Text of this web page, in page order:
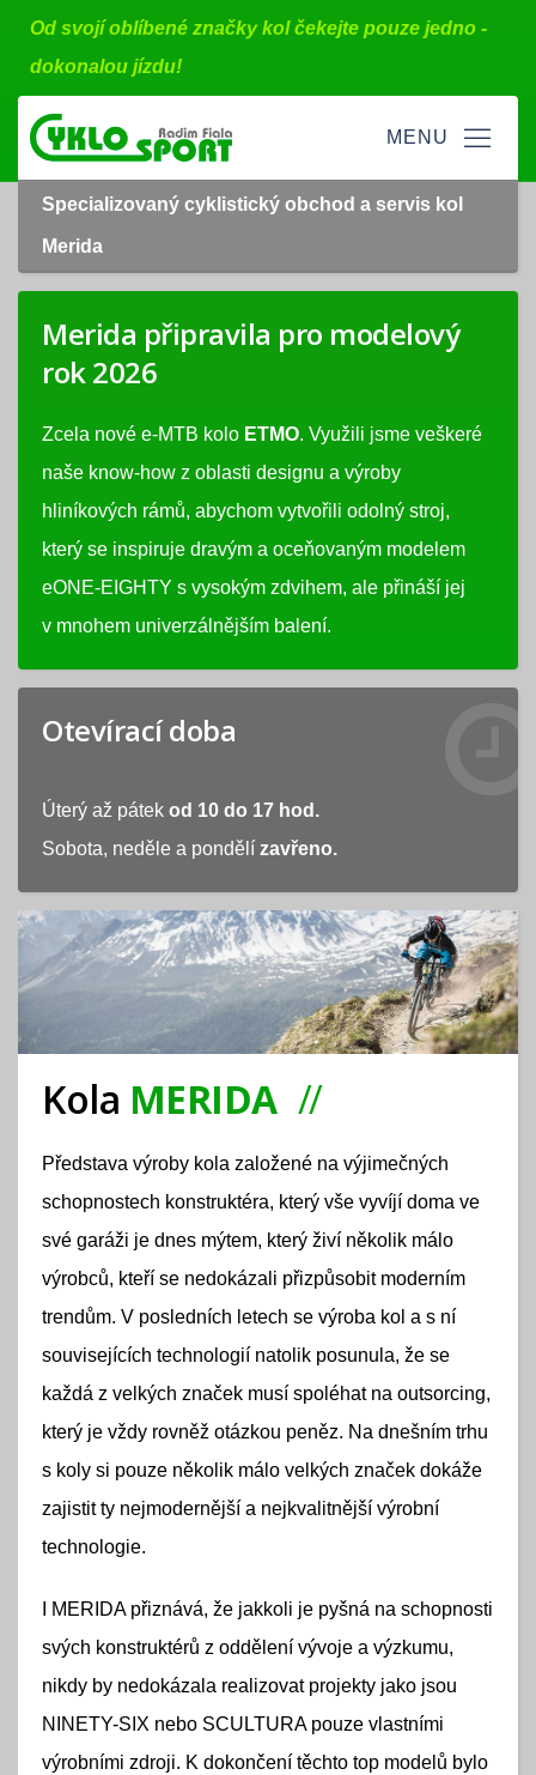
Od svojí oblíbené značky kol čekejte pouze jedno -
dokonalou jízdu!
Specializovaný cyklistický obchod a servis kol
Merida
Merida připravila pro modelový
rok 2026
Zcela nové e-MTB kolo ETMO. Využili jsme veškeré
naše know-how z oblasti designu a výroby
hliníkových rámů, abychom vytvořili odolný stroj,
který se inspiruje dravým a oceňovaným modelem
eONE-EIGHTY s vysokým zdvihem, ale přináší jej
v mnohem univerzálnějším balení.
Otevírací doba
Úterý až pátek od 10 do 17 hod.
Sobota, neděle a pondělí zavřeno.
Kola MERIDA
Představa výroby kola založené na výjimečných
schopnostech konstruktéra, který vše vyvíjí doma ve
své garáži je dnes mýtem, který živí několik málo
výrobců, kteří se nedokázali přizpůsobit moderním
trendům. V posledních letech se výroba kol a s ní
souvisejících technologií natolik posunula, že se
každá z velkých značek musí spoléhat na outsorcing,
který je vždy rovněž otázkou peněz. Na dnešním trhu
s koly si pouze několik málo velkých značek dokáže
zajistit ty nejmodernější a nejkvalitnější výrobní
technologie.
I MERIDA přiznává, že jakkoli je pyšná na schopnosti
svých konstruktérů z oddělení vývoje a výzkumu,
nikdy by nedokázala realizovat projekty jako jsou
NINETY-SIX nebo SCULTURA pouze vlastními
výrobními zdroji. K dokončení těchto top modelů bylo